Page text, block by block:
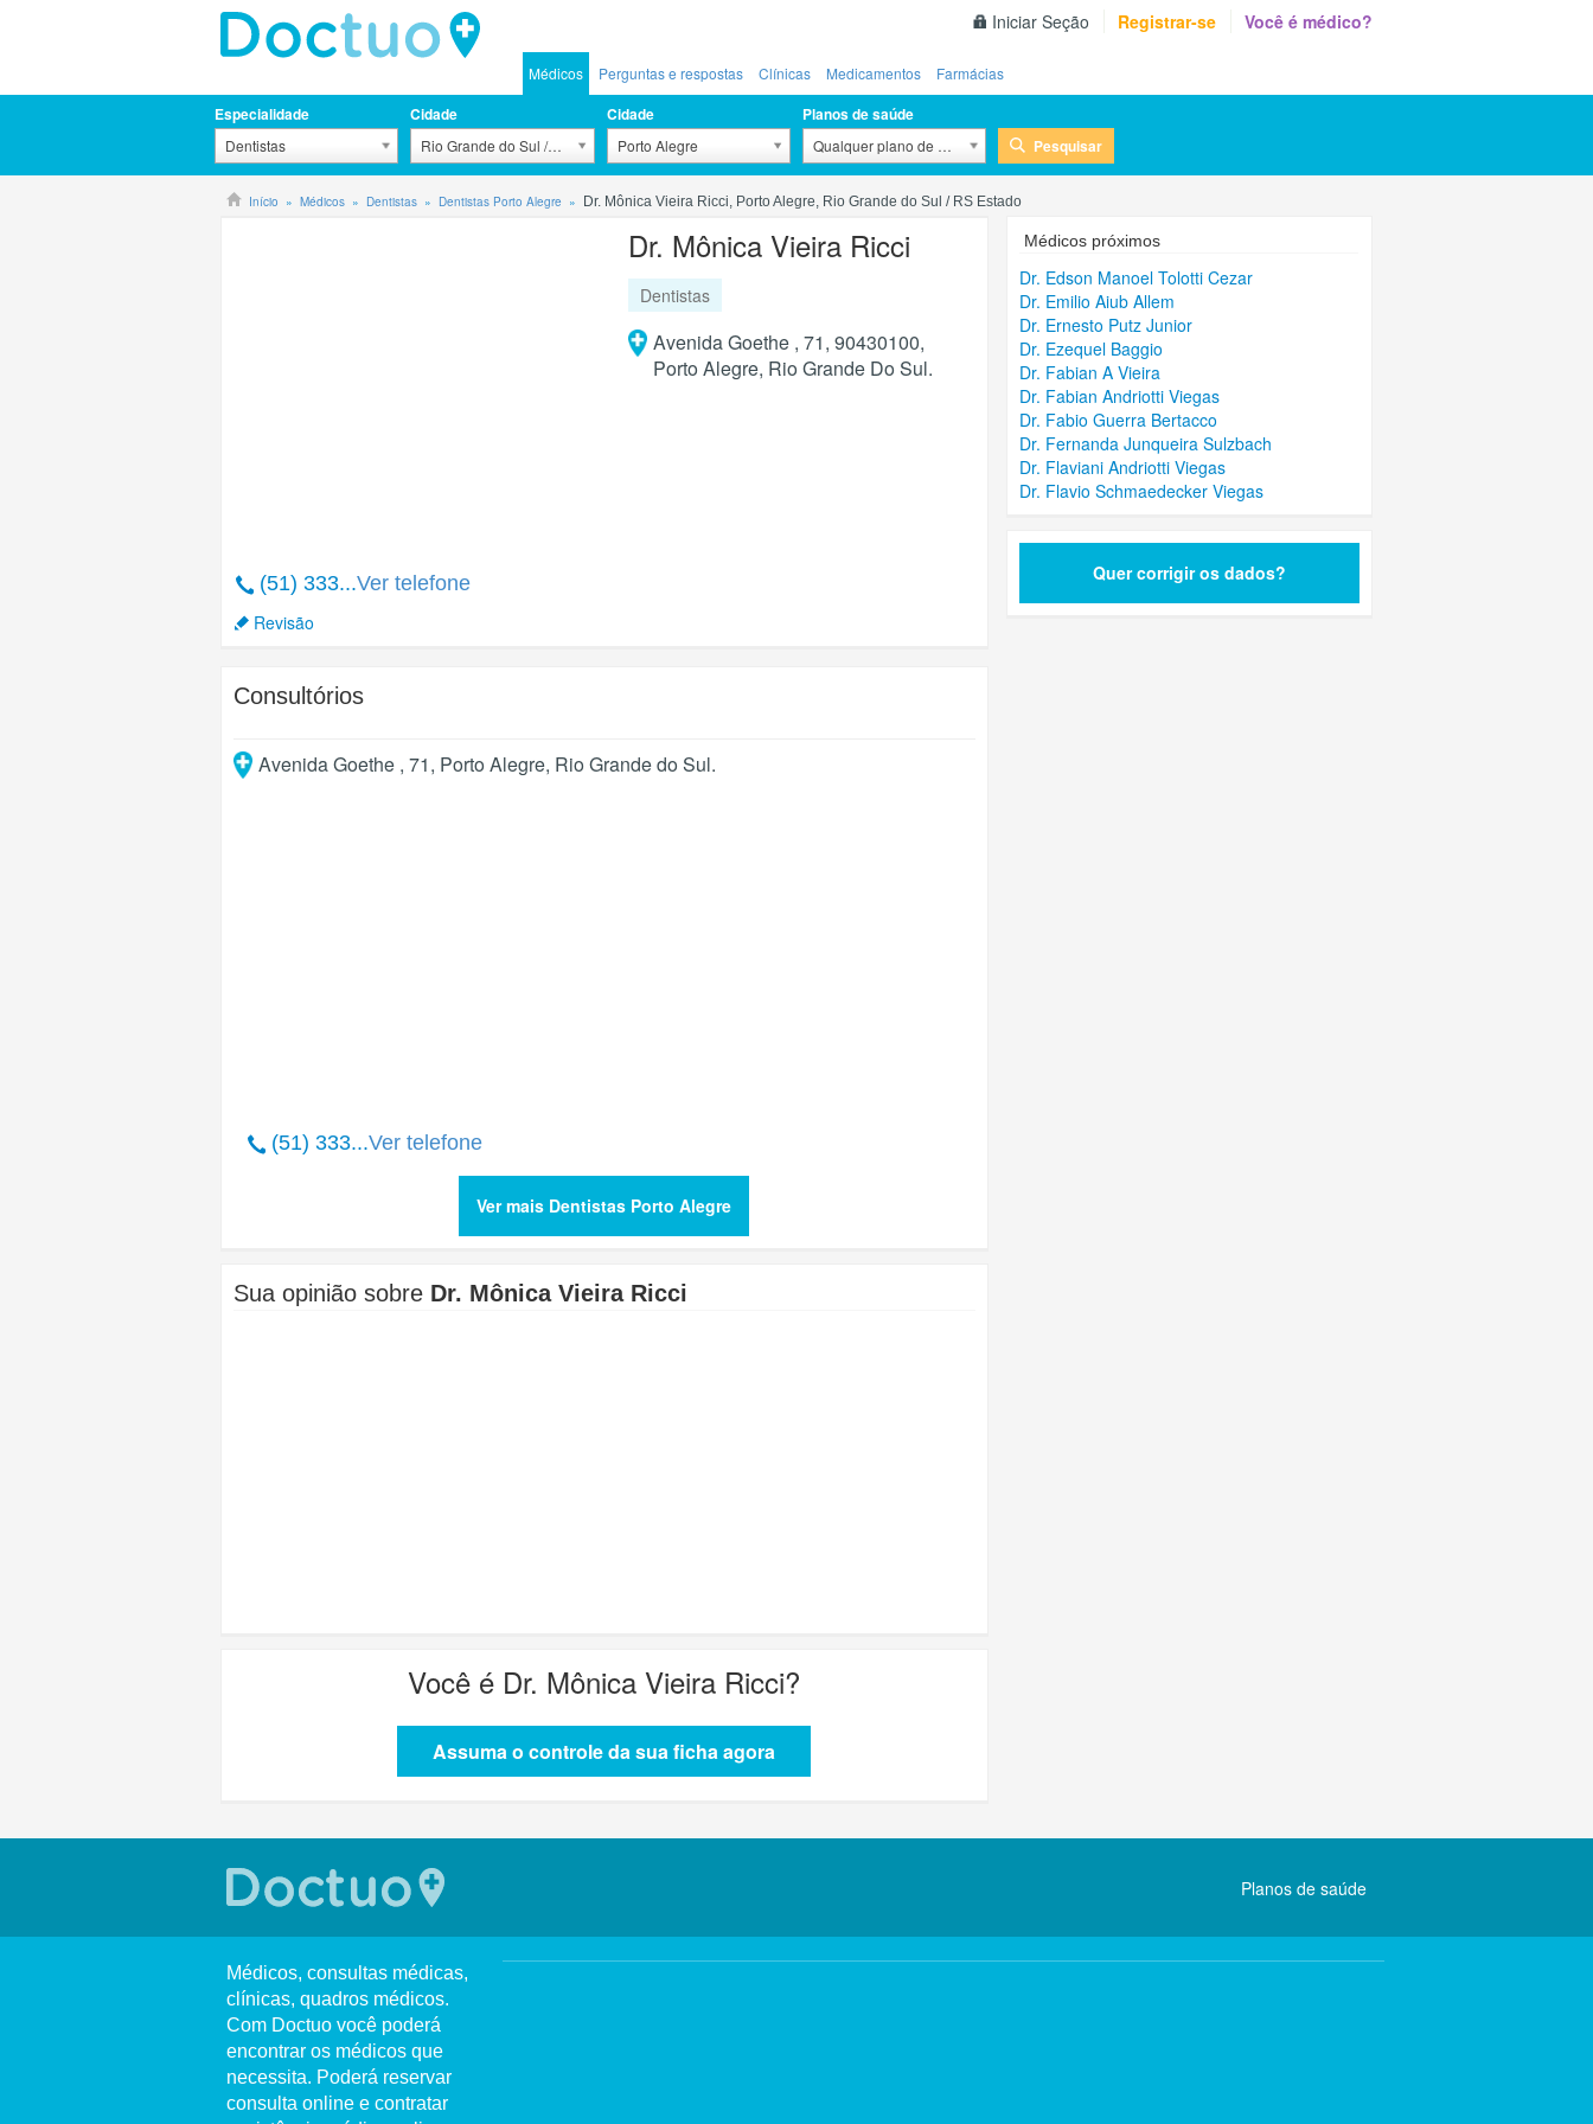
Iniciar Seção Registrar-se Você é médico?
Médicos Perguntas e respostas Clínicas Medicamentos Farmácias
Especialidade
Dentistas
Cidade
Rio Grande do Sul / RS
Cidade
Porto Alegre
Planos de saúde
Qualquer plano de saúde Pesquisar
Início Médicos Dentistas Dentistas Porto Alegre Dr. Mônica Vieira Ricci, Porto Alegre, Rio Grande do Sul / RS Estado
(51) 333...Ver telefone
Revisão
Dr. Mônica Vieira Ricci
Dentistas
Avenida Goethe , 71, 90430100,
Porto Alegre, Rio Grande Do Sul.
Consultórios
Avenida Goethe , 71, Porto Alegre, Rio Grande do Sul.
(51) 333...Ver telefone
Ver mais Dentistas Porto Alegre
Sua opinião sobre Dr. Mônica Vieira Ricci
Você é Dr. Mônica Vieira Ricci?
Assuma o controle da sua ficha agora
Médicos próximos
Dr. Edson Manoel Tolotti Cezar
Dr. Emilio Aiub Allem
Dr. Ernesto Putz Junior
Dr. Ezequel Baggio
Dr. Fabian A Vieira
Dr. Fabian Andriotti Viegas
Dr. Fabio Guerra Bertacco
Dr. Fernanda Junqueira Sulzbach
Dr. Flaviani Andriotti Viegas
Dr. Flavio Schmaedecker Viegas
Quer corrigir os dados?
Planos de saúde
Médicos, consultas médicas,
clínicas, quadros médicos.
Com Doctuo você poderá
encontrar os médicos que
necessita. Poderá reservar
consulta online e contratar